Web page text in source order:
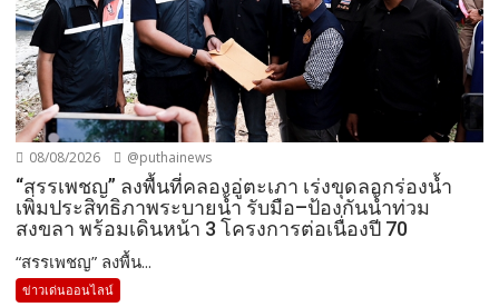
08/08/2026 @puthainews
“สรรเพชญ” ลงพื้นที่คลองอู่ตะเภา เร่งขุดลอกร่องน้ำ
เพิ่มประสิทธิภาพระบายน้ำ รับมือ–ป้องกันน้ำท่วม
สงขลา พร้อมเดินหน้า 3 โครงการต่อเนื่องปี 70
“สรรเพชญ” ลงพื้น...
ข่าวเด่นออนไลน์